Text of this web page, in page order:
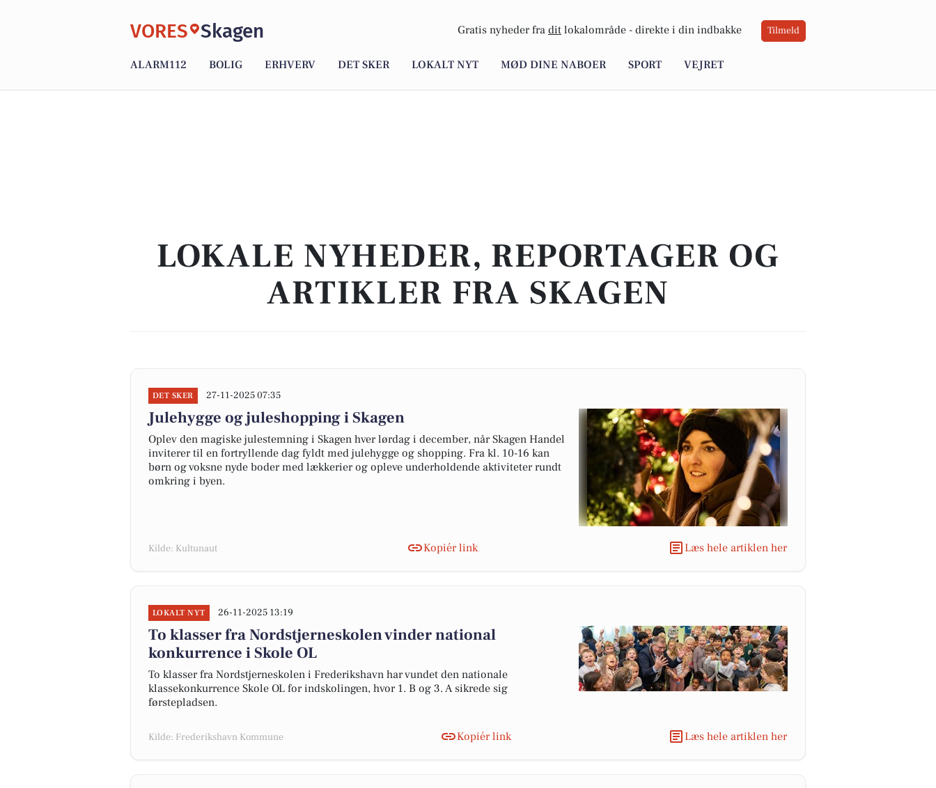
VORES Skagen Gratis nyheder fra dit lokalområde - direkte i din indbakke Tilmeld
ALARM112 BOLIG ERHVERV DET SKER LOKALT NYT MØD DINE NABOER SPORT VEJRET
LOKALE NYHEDER, REPORTAGER OG
ARTIKLER FRA SKAGEN
DET SKER 27-11-2025 07:35
Julehygge og juleshopping i Skagen
Oplev den magiske julestemning i Skagen hver lørdag i december, når Skagen Handel
inviterer til en fortryllende dag fyldt med julehygge og shopping. Fra kl. 10-16 kan
børn og voksne nyde boder med lækkerier og opleve underholdende aktiviteter rundt
omkring i byen.
Kilde: Kultunaut Kopiér link Læs hele artiklen her
LOKALT NYT 26-11-2025 13:19
To klasser fra Nordstjerneskolen vinder national
konkurrence i Skole OL
To klasser fra Nordstjerneskolen i Frederikshavn har vundet den nationale
klassekonkurrence Skole OL for indskolingen, hvor 1. B og 3. A sikrede sig
førstepladsen.
Kilde: Frederikshavn Kommune Kopiér link Læs hele artiklen her